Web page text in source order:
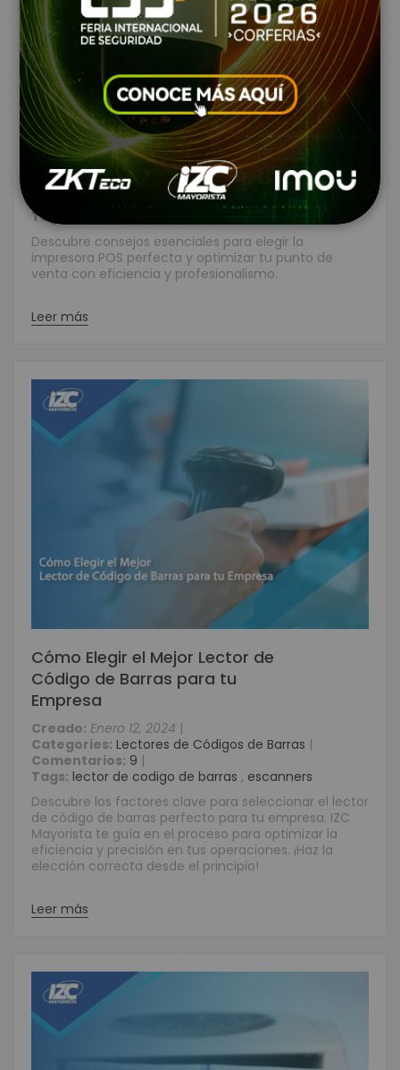
Consejos para Elegir la
Impresora POS Correcta
Creado: Enero 19, 2024 |
Categories: Impresoras para Punto de Venta |
Tags:
impresora pos
Descubre consejos esenciales para elegir la
impresora POS perfecta y optimizar tu punto de
venta con eficiencia y profesionalismo.
Leer más
Cómo Elegir el Mejor Lector de
Código de Barras para tu
Empresa
Creado: Enero 12, 2024 |
Categories: Lectores de Códigos de Barras |
Comentarios: 9 |
Tags: lector de codigo de barras , escanners
Descubre los factores clave para seleccionar el lector
de código de barras perfecto para tu empresa. IZC
Mayorista te guía en el proceso para optimizar la
eficiencia y precisión en tus operaciones. ¡Haz la
elección correcta desde el principio!
Leer más